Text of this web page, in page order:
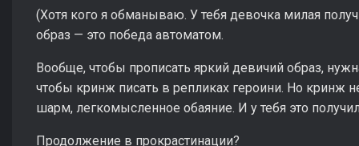
(Хотя кого я обманываю. У тебя девочка милая
образ — это победа автоматом.
Вообще, чтобы прописать яркий девичий образ,
чтобы кринж писать в репликах героини. Но
шарм, легкомысленное обаяние. И у тебя это
Продолжение в прокрастинации?